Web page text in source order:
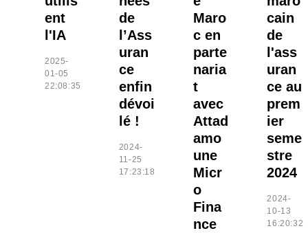
ent
l'IA
2025-
01-05
22:08:35
de
l’Ass
uran
ce
enfin
dévoi
lé !
2024-
11-25
17:23:18
Maro
c en
parte
naria
t
avec
Attad
amo
une
Micr
o
Fina
nce
cain
de
l'ass
uran
ce au
prem
ier
seme
stre
2024
2024-
10-13
16:20:32